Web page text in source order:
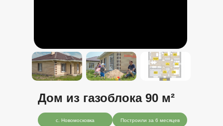
Дом из газоблока 90 м²
с. Новомосковка Построили за 6 месяцев